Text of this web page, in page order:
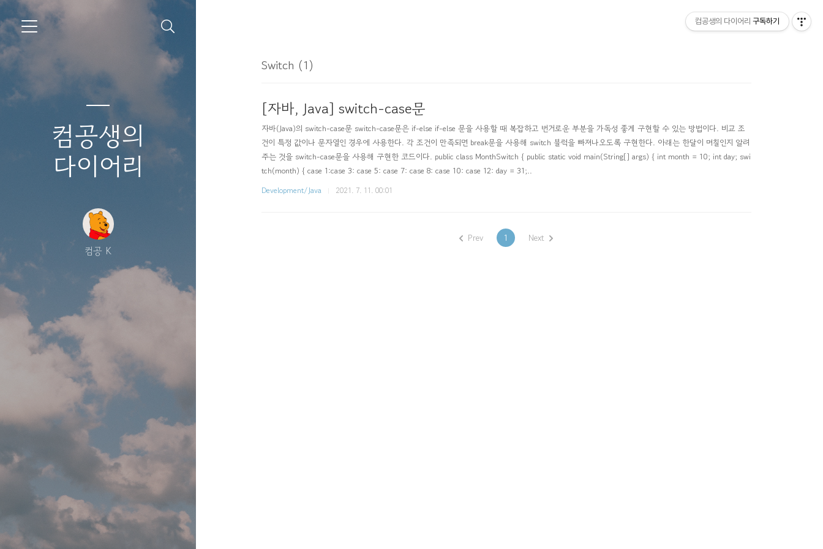
컴공생의
다이어리
컴공 K
Switch (1)
[자바, Java] switch-case문
자바(Java)의 switch-case문 switch-case문은 if-else if-else 문을 사용할 때 복잡하고 번거로운 부분을 가독성 좋게 구현할 수 있는 방법이다. 비교 조
건이 특정 값이나 문자열인 경우에 사용한다. 각 조건이 만족되면 break문을 사용해 switch 블럭을 빠져나오도록 구현한다. 아래는 한달이 며칠인지 알려
주는 것을 switch-case문을 사용해 구현한 코드이다. public class MonthSwitch { public static void main(String[] args) { int month = 10; int day; swi
tch(month) { case 1:case 3: case 5: case 7: case 8: case 10: case 12: day = 31;..
Development/Java
2021. 7. 11. 00:01
Prev 1 Next
컴공생의 다이어리 구독하기